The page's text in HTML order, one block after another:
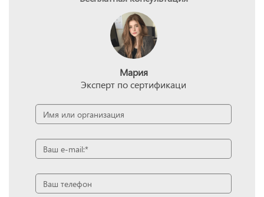
Мария
Эксперт по сертификаци